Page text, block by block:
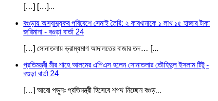
[…] […]...
বগুড়ায় অস্বাস্থ্যকর পরিবেশে সেমাই তৈরি: ২ কারখানাকে ১ লাখ ১৫ হাজার টাকা
জরিমানা - বগুড়া বার্তা 24
[…] সোনাতলায় ভ্রাম্যমাণ আদালতের বাজার তদ… [...
প্রতিমন্ত্রী মীর শাহে আলমের এপিএস হলেন সোনাতলার তৌহিদুল ইসলাম টিটু -
বগুড়া বার্তা 24
[…] আরো পড়ূনঃ প্রতিমন্ত্রী হিসেবে শপথ নিচ্ছেন বগুড়...